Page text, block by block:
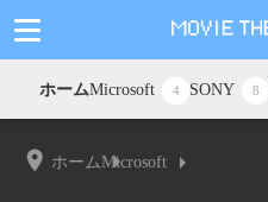
ホームMicrosoft 4 SONY 8
ホームMicrosoft